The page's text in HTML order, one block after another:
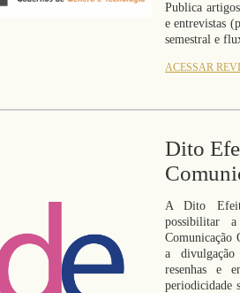
Publica
e entrevistas
semestral e
ACESSAR
Dito
A Dito
possibilitar
Comunicação
a divulgação
resenhas e
periodicidade